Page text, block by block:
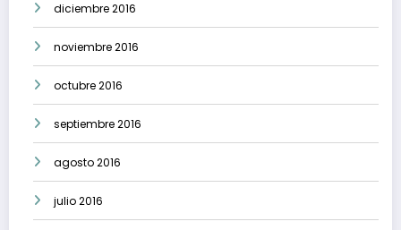
diciembre 2016
noviembre 2016
octubre 2016
septiembre 2016
agosto 2016
julio 2016